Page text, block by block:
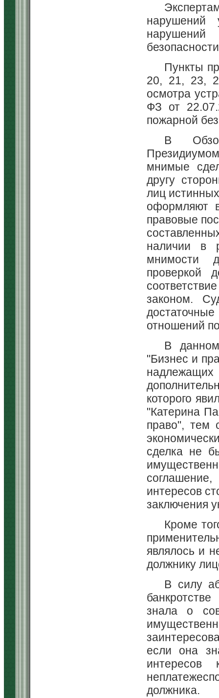
нарушений
Пункты
20, 21, 23,
осмотра
ФЗ от
пожарной
В
мнимые
другу
лиц
оформляют
правовые
наличии в
мнимости
проверкой
законом.
отношений
В
"Бизнес и
которого
"Катерина
право", тем
сделка не
интересов
заключения
Кроме
являлось и
должнику
В силу
знала о
если она
интересов
должника.